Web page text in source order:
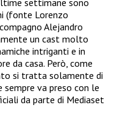
settimane sono
(fonte Lorenzo
Alejandro
un cast molto
intriganti e in
da casa. Però, come
si tratta solamente di
sempre va preso con le
da parte di Mediaset